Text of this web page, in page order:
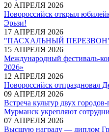
20 АПРЕЛЯ 2026
Новороссийск открыл
Эрьзи!
17 АПРЕЛЯ 2026
"ПАСХАЛЬНЫЙ
15 АПРЕЛЯ 2026
Международный фестиваль-
2026»
12 АПРЕЛЯ 2026
Новороссийск отпраздновал
09 АПРЕЛЯ 2026
Встреча культур двух
Мурманск укрепляют
07 АПРЕЛЯ 2026
Высшую награду — диплом